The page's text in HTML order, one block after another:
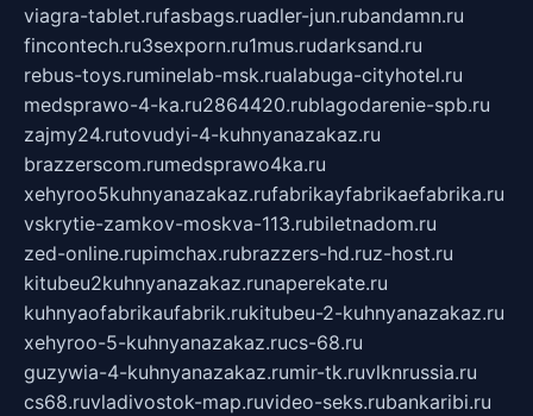
viagra-tablet.rufasbags.ruadler-jun.rubandamn.ru
fincontech.ru3sexporn.ru1mus.rudarksand.ru
rebus-toys.ruminelab-msk.rualabuga-cityhotel.ru
medsprawo-4-ka.ru2864420.rublagodarenie-spb.ru
zajmy24.rutovudyi-4-kuhnyanazakaz.ru
brazzerscom.rumedsprawo4ka.ru
xehyroo5kuhnyanazakaz.rufabrikayfabrikaefabrika.ru
vskrytie-zamkov-moskva-113.rubiletnadom.ru
zed-online.rupimchax.rubrazzers-hd.ruz-host.ru
kitubeu2kuhnyanazakaz.runaperekate.ru
kuhnyaofabrikaufabrik.rukitubeu-2-kuhnyanazakaz.ru
xehyroo-5-kuhnyanazakaz.rucs-68.ru
guzywia-4-kuhnyanazakaz.rumir-tk.ruvlknrussia.ru
cs68.ruvladivostok-map.ruvideo-seks.rubankaribi.ru